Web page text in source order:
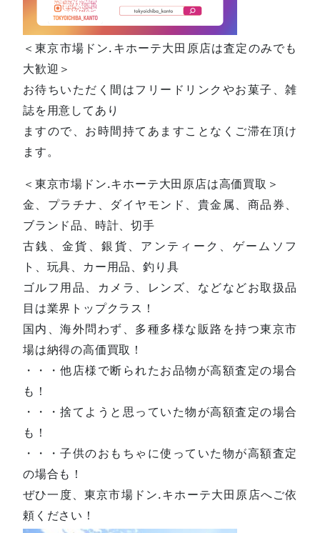
＜東京市場ドン.キホーテ大田原店は査定のみでも
大歓迎＞
お待ちいただく間はフリードリンクやお菓子、雑
誌を用意してあり
ますので、お時間持てあますことなくご滞在頂け
ます。
＜東京市場ドン.キホーテ大田原店は高価買取＞
金、プラチナ、ダイヤモンド、貴金属、商品券、
ブランド品、時計、切手
古銭、金貨、銀貨、アンティーク、ゲームソフ
ト、玩具、カー用品、釣り具
ゴルフ用品、カメラ、レンズ、などなどお取扱品
目は業界トップクラス！
国内、海外問わず、多種多様な販路を持つ東京市
場は納得の高価買取！
・・・他店様で断られたお品物が高額査定の場合
も！
・・・捨てようと思っていた物が高額査定の場合
も！
・・・子供のおもちゃに使っていた物が高額査定
の場合も！
ぜひ一度、東京市場ドン.キホーテ大田原店へご依
頼ください！